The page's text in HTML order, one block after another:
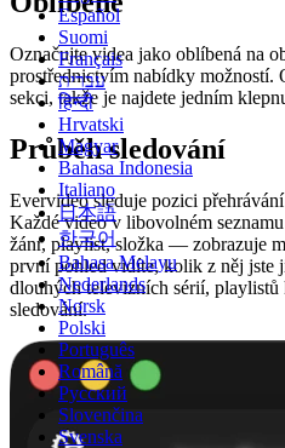
Español
Suomi
Français
עברית
हिन्दी
Hrvatski
Magyar
Bahasa Indonesia
Italiano
日本語
한국어
Bahasa Melayu
Nederlands
Norsk
Polski
Português
Română
Русский
Slovenčina
Svenska
Označujte videa jako oblíbená na
prostřednictvím nabídky možností.
sekci, takže je najdete jedním
Průběh sledování
Evervideo sleduje pozici
Každé video v libovolném
žánr, playlist, složka — zobrazuje
první pohled vidíte, kolik z něj jste
dlouhých televizních sérií, playlistů
sledování.